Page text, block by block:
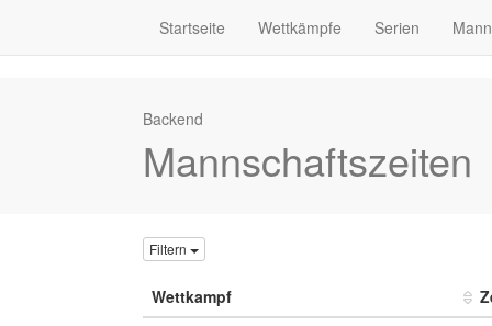
Startseite Wettkämpfe Serien
Backend
Mannschaftszeiten
Filtern
Wettkampf